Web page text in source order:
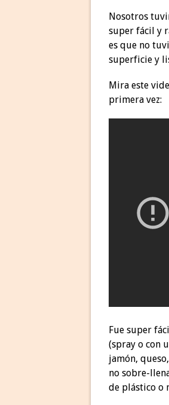
Nosotros
super fácil y
es que no
superficie y
Mira este
primera vez:
Fue super
(spray o con
jamón,
no sobre-
de plástico o